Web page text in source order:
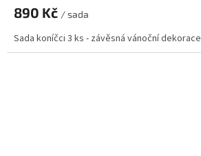
890 Kč / sada
Sada koníčci 3 ks - závěsná vánoční dekorace